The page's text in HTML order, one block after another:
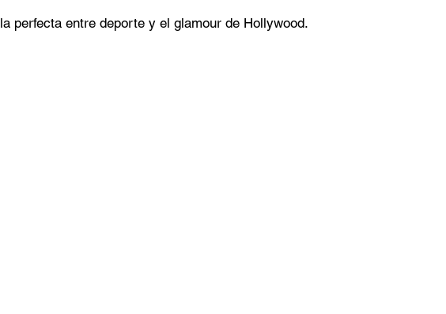
perfecta entre deporte y el glamour de Hollywood.